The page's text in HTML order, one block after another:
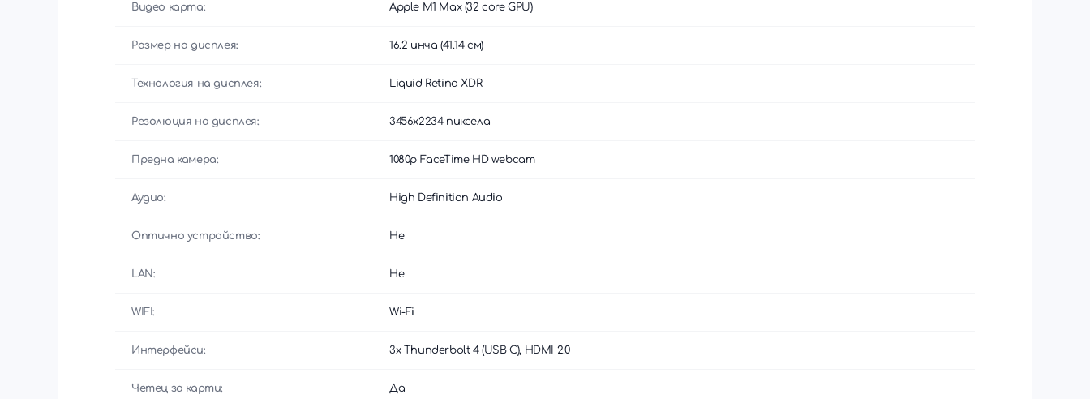
Видео карта: Apple M1 Max (32 core GPU)
Размер на дисплея: 16.2 инча (41.14 см)
Технология на дисплея: Liquid Retina XDR
Резолюция на дисплея: 3456x2234 пиксела
Предна камера: 1080p FaceTime HD webcam
Аудио: High Definition Audio
Оптично устройство: Не
LAN: Не
WIFI: Wi-Fi
Интерфейси: 3x Thunderbolt 4 (USB C), HDMI 2.0
Четец за карти: Да